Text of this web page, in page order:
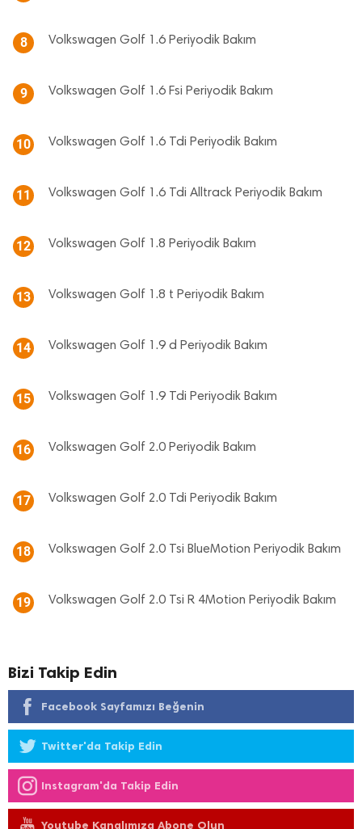
8 Volkswagen Golf 1.6 Periyodik Bakım
9 Volkswagen Golf 1.6 Fsi Periyodik Bakım
10 Volkswagen Golf 1.6 Tdi Periyodik Bakım
11 Volkswagen Golf 1.6 Tdi Alltrack Periyodik Bakım
12 Volkswagen Golf 1.8 Periyodik Bakım
13 Volkswagen Golf 1.8 t Periyodik Bakım
14 Volkswagen Golf 1.9 d Periyodik Bakım
15 Volkswagen Golf 1.9 Tdi Periyodik Bakım
16 Volkswagen Golf 2.0 Periyodik Bakım
17 Volkswagen Golf 2.0 Tdi Periyodik Bakım
18 Volkswagen Golf 2.0 Tsi BlueMotion Periyodik Bakım
19 Volkswagen Golf 2.0 Tsi R 4Motion Periyodik Bakım
Bizi Takip Edin
Facebook Sayfamızı Beğenin
Twitter'da Takip Edin
Instagram'da Takip Edin
Youtube Kanalımıza Abone Olun